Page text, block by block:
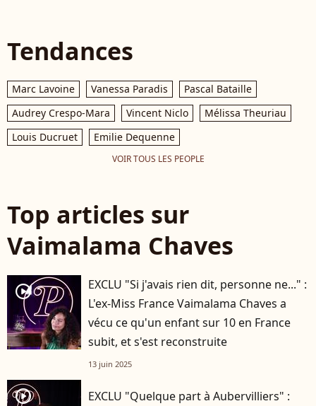
Tendances
Marc Lavoine Vanessa Paradis
Pascal Bataille
Audrey Crespo-Mara
Vincent Niclo
Mélissa Theuriau
Louis Ducruet
Emilie Dequenne
VOIR TOUS LES PEOPLE
Top articles sur
Vaimalama Chaves
player2
EXCLU "Si j'avais rien dit, personne ne..." :
L'ex-Miss France Vaimalama Chaves a
vécu ce qu'un enfant sur 10 en France
subit, et s'est reconstruite
13 juin 2025
player2
EXCLU "Quelque part à Aubervilliers" :